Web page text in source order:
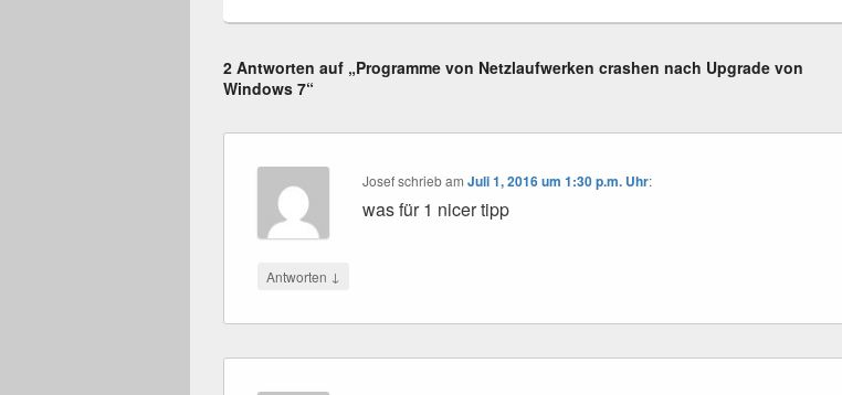
2 Antworten auf „Programme von Netzlaufwerken crashen nach Upgrade von
Windows 7“
JosefschriebamJuli 1, 2016 um 1:30 p.m. Uhr:
was für 1 nicer tipp
Antworten ↓